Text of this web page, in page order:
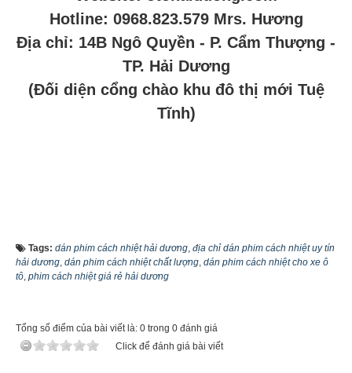
Hotline: 0968.823.579 Mrs. Hương
Địa chỉ: 14B Ngô Quyền - P. Cẩm Thượng -
TP. Hải Dương
(Đối diện cổng chào khu đô thị mới Tuệ
Tĩnh)
Tags: dán phim cách nhiệt hải dương địa chỉ dán phim cách nhiệt uy tín
hải dương dán phim cách nhiệt chất lượng dán phim cách nhiệt cho xe ô
tô phim cách nhiệt giá rẻ hải dương
Tổng số điểm của bài viết là: 0 trong 0 đánh giá
Click để đánh giá bài viết